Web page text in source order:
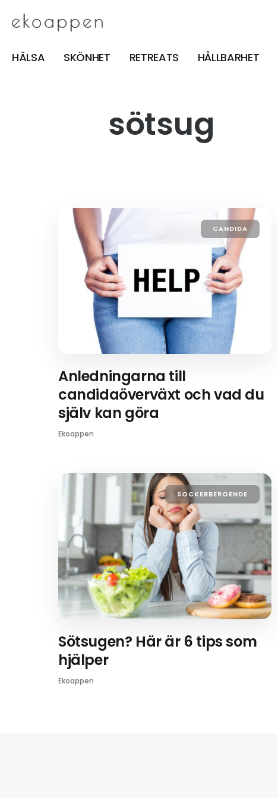
HÄLSA SKÖNHET RETREATS HÅLLBARHET
sötsug
CANDIDA
Anledningarna till
candidaöverväxt och vad du
själv kan göra
Ekoappen
SOCKERBEROENDE
Sötsugen? Här är 6 tips som
hjälper
Ekoappen